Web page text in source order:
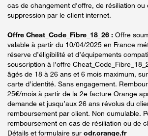
cas de changement d'offre, de résiliation ou
suppression par le client internet.
Offre Cheat_Code_Fibre_18_26 : Offre
valable à partir du 10/04/2025 en France
réserve d’éligibilité et d’équipements
souscription à l’offre
âgés de 18 à 26 ans et 6 mois maximum,
carte d’identité. Sans engagement.
25€/mois à partir de la 2e facture Orange
demande et jusqu’aux 26 ans révolus du
remboursement par client. Non cumulable.
remboursement en cas de résiliation ou de
Détails et formulaire sur odr.orange.fr